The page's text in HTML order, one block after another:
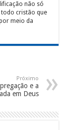
não só
todo cristão que
meio da
Próximo
e a
em Deus